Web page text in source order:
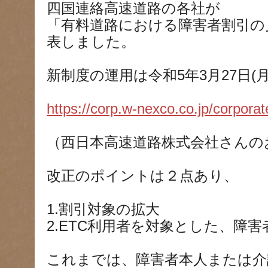
四国連絡高速道路の各社が
「有料道路における障害者割引
表しました。
新制度の運用は令和5年3月27日(
https://corp.w-nexco.co.jp/
（西日本高速道路株式会社さん
改正のポイントは２点あり、
1.割引対象の拡大
2.ETC利用者を対象とした、障
これまでは、障害者本人または